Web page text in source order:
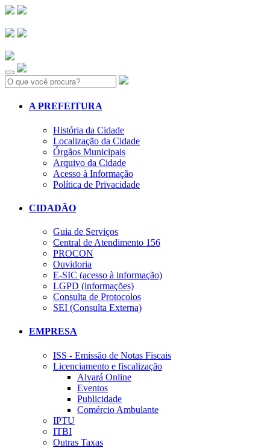
Search:
A PREFEITURA
História da Cidade
Localização da Cidade
Órgãos Municipais
Arquivo da Cidade
Acesso à Informação
Política de Privacidade
CIDADÃO
Guia de Serviços
Central de Atendimento 156
PROCON
Ouvidoria
E-SIC (acesso à informação)
LGPD (informações)
Consulta de Protocolos
SEI (Consulta Externa)
EMPRESA
ISS - Emissão de Notas Fiscais
Licenciamento e fiscalização
Alvará Online
Eventos
Publicidade
Comércio Ambulante
IPTU
ITBI
Outras Taxas